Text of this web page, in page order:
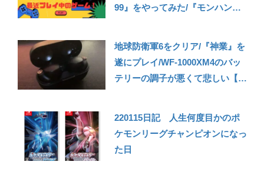
99』をやってみた/『モンハン
地球防衛軍6をクリア/『神業』を
遂にプレイ/WF-1000XM4のバッ
テリーの調子が悪くて悲しい【雑
220115日記 人生何度目かのポ
ケモンリーグチャンピオンになっ
た日